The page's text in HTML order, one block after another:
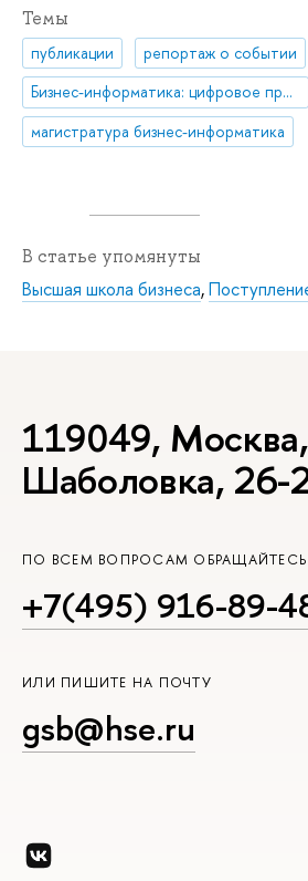
Темы
публикации репортаж о событии
Бизнес-информатика: цифровое предприятие и управление информационными системами
магистратура бизнес-информатика
В статье упомянуты
Высшая школа бизнеса,
119049,
Шаболовка, 26-
ПО ВСЕМ ВОПРОСАМ
+7(495) 916-89-
ИЛИ ПИШИТЕ НА ПОЧТУ
gsb@hse.ru